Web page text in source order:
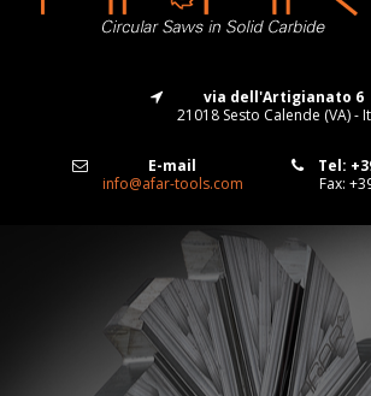
via dell'Artigianato 6
21018 Sesto Calende (VA) -
E-mail
info@afar-tools.com
Tel:
Fax: